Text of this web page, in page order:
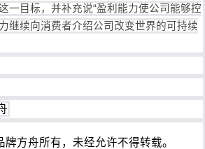
一目标，并补充说“盈利能力使公司能够控
继续向消费者介绍公司改变世界的可持续
方舟所有，未经允许不得转载。